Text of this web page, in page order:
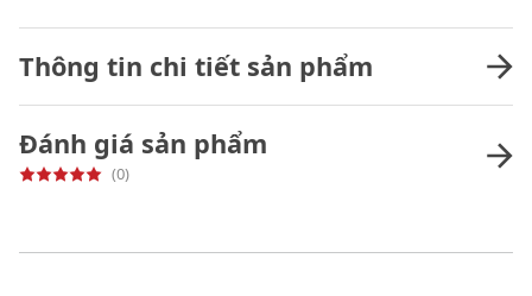
Thông tin chi tiết sản phẩm
Đánh giá sản phẩm
(0)